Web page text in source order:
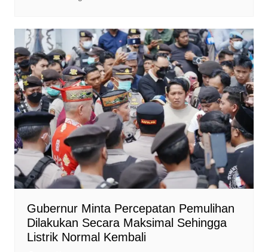
Gubernur Minta Percepatan Pemulihan
Dilakukan Secara Maksimal Sehingga
Listrik Normal Kembali